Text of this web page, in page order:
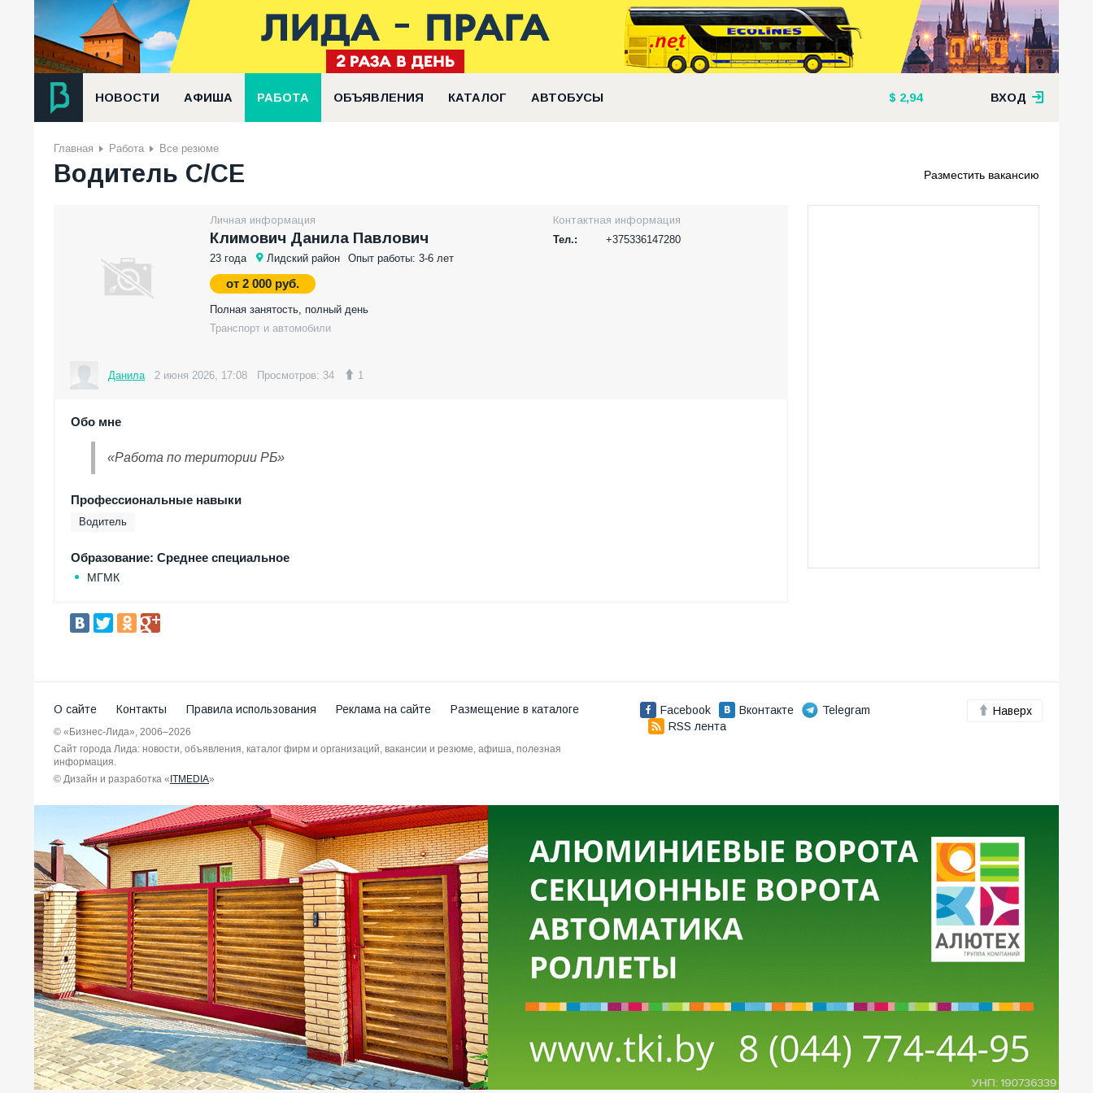
НОВОСТИ АФИША РАБОТА ОБЪЯВЛЕНИЯ КАТАЛОГ АВТОБУСЫ 2,94 ВХОД
Главная Работа Все резюме
Водитель С/СЕ Разместить вакансию
Личная информация
Климович Данила Павлович
23 года Лидский район Опыт работы: 3-6 лет
от 2 000 руб.
Полная занятость, полный день
Транспорт и автомобили
Контактная информация
Тел.:
+375336147280
Данила 2 июня 2026, 17:08 Просмотров: 34 1
Обо мне
Работа по територии РБ
Профессиональные навыки
Водитель
Образование: Среднее специальное
МГМК
О сайте Контакты Правила использования Реклама на сайте Размещение в каталоге
© «Бизнес-Лида», 2006–2026
Сайт города Лида: новости, объявления, каталог фирм и организаций, вакансии и резюме, афиша, полезная
информация.
© Дизайн и разработка « ITMEDIA»
Facebook Вконтакте
Telegram
RSS лента
Наверх